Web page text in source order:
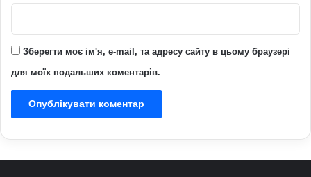
Зберегти моє ім'я, e-mail, та адресу сайту в цьому браузері
для моїх подальших коментарів.